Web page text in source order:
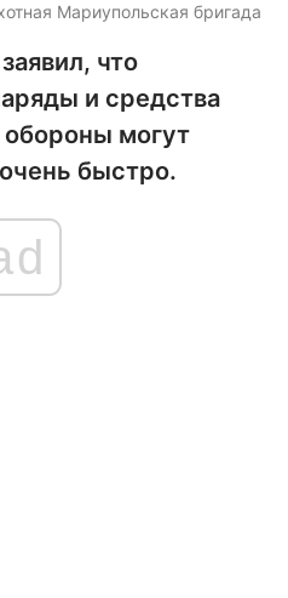
Мариупольская бригада
что
и средства
могут
быстро.